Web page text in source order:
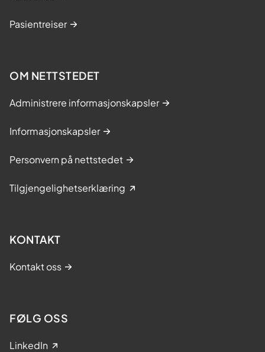
Pasientreiser
OM NETTSTEDET
Administrere informasjonskapsler
Informasjonskapsler
Personvern på nettstedet
Tilgjengelighetserklæring
KONTAKT
Kontakt oss
FØLG OSS
LinkedIn